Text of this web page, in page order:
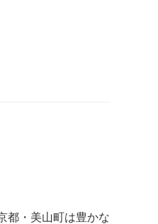
都・美山町は豊かな